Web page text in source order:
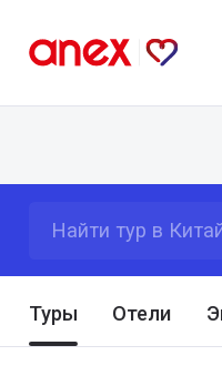
Найти тур в
Туры Отели